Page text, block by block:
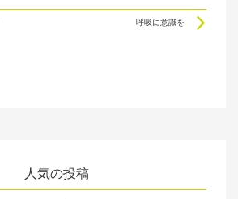
呼吸に意識を
人気の投稿